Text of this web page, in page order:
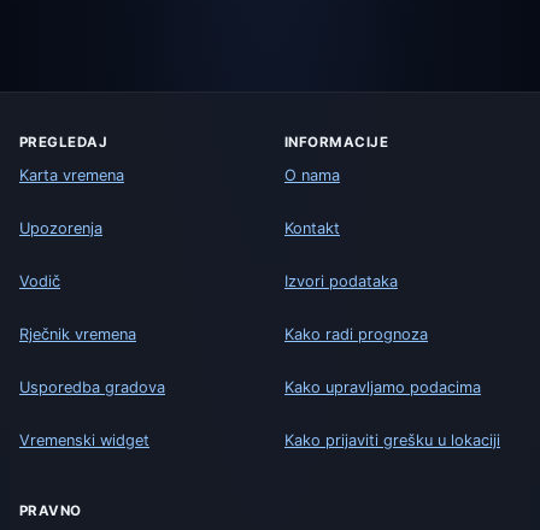
PREGLEDAJ
Karta vremena
Upozorenja
Vodič
Rječnik vremena
Usporedba gradova
Vremenski widget
INFORMACIJE
O nama
Kontakt
Izvori podataka
Kako radi prognoza
Kako upravljamo podacima
Kako prijaviti grešku u lokaciji
PRAVNO